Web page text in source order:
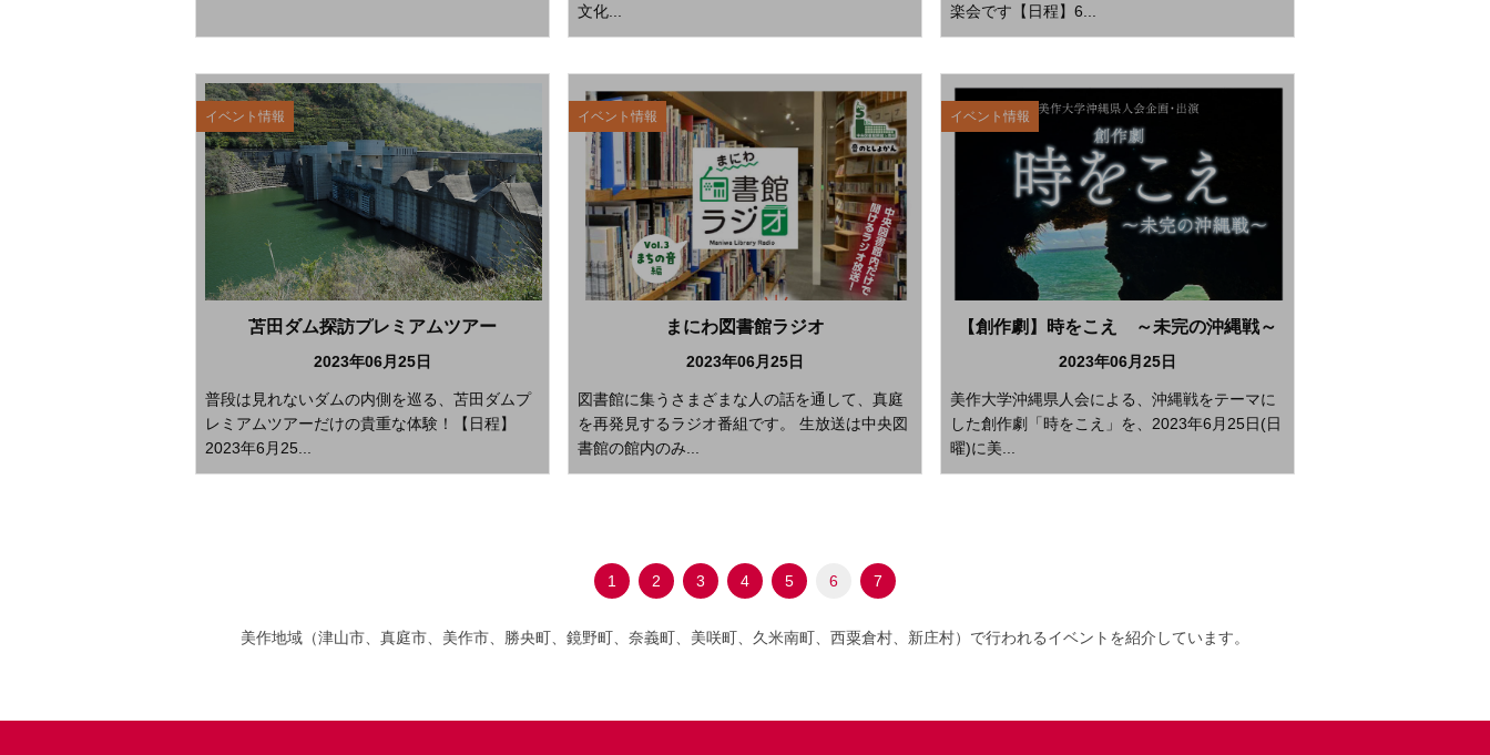
文化...
楽会です【日程】6...
イベント情報
苫田ダム探訪プレミアムツアー
2023年06月25日
普段は見れないダムの内側を巡る、苫田ダムプ
レミアムツアーだけの貴重な体験！【日程】
2023年6月25...
イベント情報
まにわ図書館ラジオ
2023年06月25日
図書館に集うさまざまな人の話を通して、真庭
を再発見するラジオ番組です。 生放送は中央図
書館の館内のみ...
イベント情報
【創作劇】時をこえ ～未完の沖縄戦～
2023年06月25日
美作大学沖縄県人会による、沖縄戦をテーマに
した創作劇「時をこえ」を、2023年6月25日(日
曜)に美...
1 2 3 4 5 6 7
美作地域（津山市、真庭市、美作市、勝央町、鏡野町、奈義町、美咲町、久米南町、西粟倉村、新庄村）で行われるイベントを紹介しています。